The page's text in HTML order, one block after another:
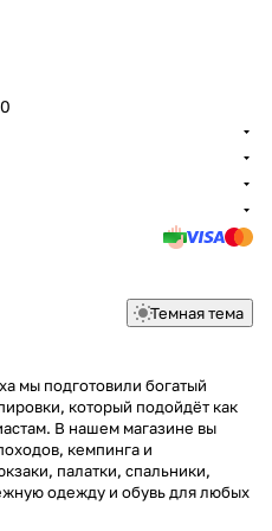
Темная тема
мы подготовили богатый
который подойдёт как
В нашем магазине вы
кемпинга и
палатки, спальники,
одежду и обувь для любых